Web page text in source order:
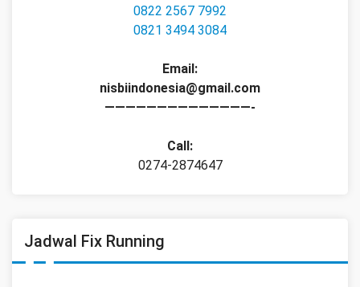
0822 2567 7992
0821 3494 3084
Email:
nisbiindonesia@gmail.com
——————————————-
Call:
0274-2874647
Jadwal Fix Running